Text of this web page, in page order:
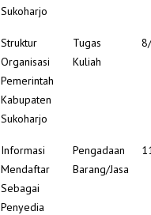
Sukoharjo
Struktur
Organisasi
Pemerintah
Kabupaten
Sukoharjo
Tugas
Kuliah
Informasi
Mendaftar
Sebagai
Penyedia
Pengadaan
Barang/Jasa